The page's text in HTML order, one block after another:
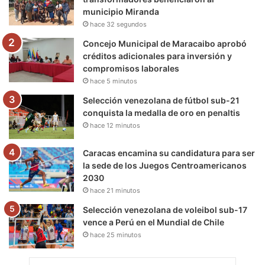
k
a
m
municipio Miranda
hace 32 segundos
Concejo Municipal de Maracaibo aprobó
créditos adicionales para inversión y
compromisos laborales
hace 5 minutos
Selección venezolana de fútbol sub-21
conquista la medalla de oro en penaltis
hace 12 minutos
Caracas encamina su candidatura para ser
la sede de los Juegos Centroamericanos
2030
hace 21 minutos
Selección venezolana de voleibol sub-17
vence a Perú en el Mundial de Chile
hace 25 minutos